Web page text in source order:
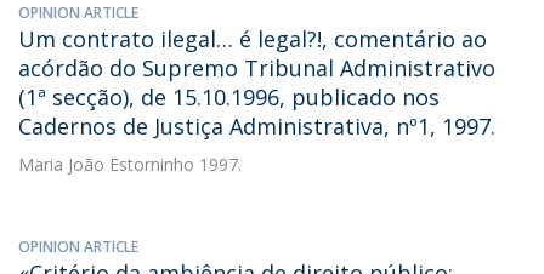
OPINION ARTICLE
Um contrato ilegal… é legal?!, comentário ao
acórdão do Supremo Tribunal Administrativo
(1ª secção), de 15.10.1996, publicado nos
Cadernos de Justiça Administrativa, nº1, 1997.
Maria João Estorninho 1997.
OPINION ARTICLE